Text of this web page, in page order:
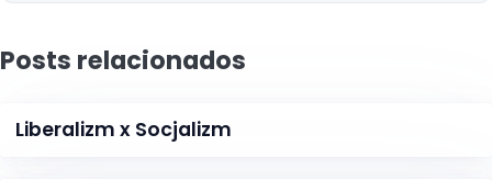
Posts relacionados
Liberalizm x Socjalizm